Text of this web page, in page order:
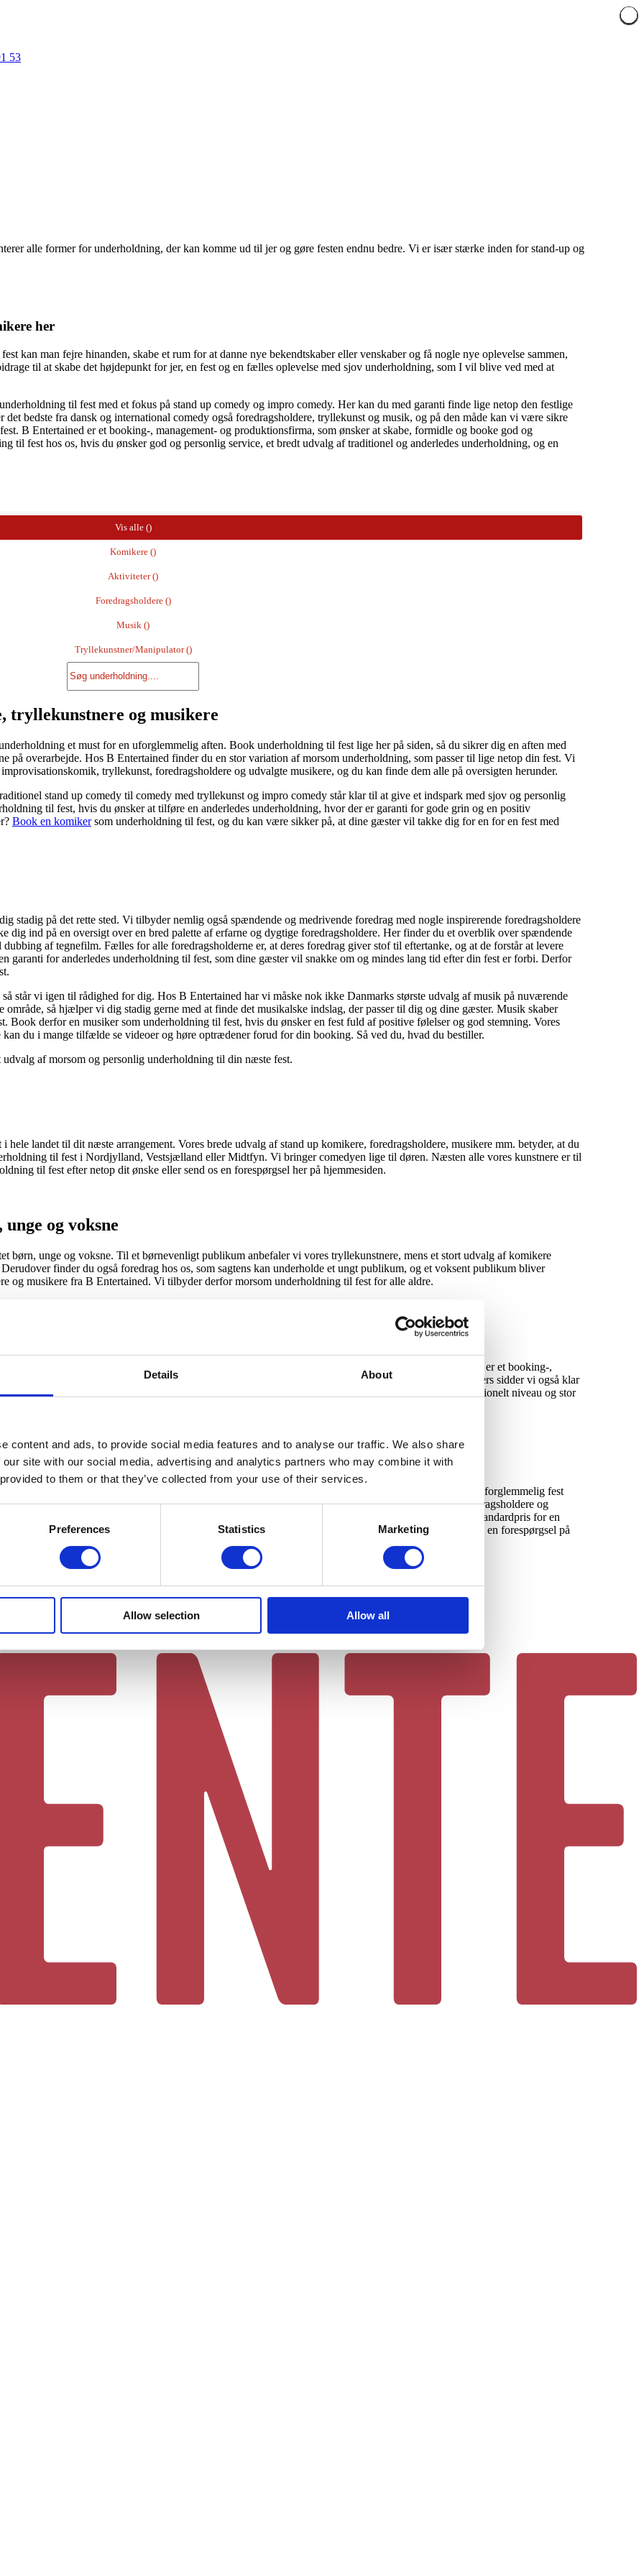
Details About
content and ads, to provide social media features and to analyse our traffic. We also share
site with our social media, advertising and analytics partners who may combine it with
to them or that they’ve collected from your use of their services.
Preferences Statistics Marketing
Allow selection Allow all
53
alle former for underholdning, der kan komme ud til jer og gøre festen endnu bedre. Vi er især stærke inden for stand-up og
her
kan man fejre hinanden, skabe et rum for at danne nye bekendtskaber eller venskaber og få nogle nye oplevelse sammen,
til at skabe det højdepunkt for jer, en fest og en fælles oplevelse med sjov underholdning, som I vil blive ved med at
til fest med et fokus på stand up comedy og impro comedy. Her kan du med garanti finde lige netop den festlige
bedste fra dansk og international comedy også foredragsholdere, tryllekunst og musik, og på den måde kan vi være sikre
B Entertained er et booking-, management- og produktionsfirma, som ønsker at skabe, formidle og booke god og
til fest hos os, hvis du ønsker god og personlig service, et bredt udvalg af traditionel og anderledes underholdning, og en
Vis alle ()
Komikere ()
Aktiviteter ()
Foredragsholdere ()
Musik ()
Tryllekunstner/Manipulator ()
tryllekunstnere og musikere
et must for en uforglemmelig aften. Book underholdning til fest lige her på siden, så du sikrer dig en aften med
på overarbejde. Hos B Entertained finder du en stor variation af morsom underholdning, som passer til lige netop din fest. Vi
tryllekunst, foredragsholdere og udvalgte musikere, og du kan finde dem alle på oversigten herunder.
stand up comedy til comedy med tryllekunst og impro comedy står klar til at give et indspark med sjov og personlig
til fest, hvis du ønsker at tilføre en anderledes underholdning, hvor der er garanti for gode grin og en positiv
Book en komikersom underholdning til fest, og du kan være sikker på, at dine gæster vil takke dig for en for en fest med
stadig på det rette sted. Vi tilbyder nemlig også spændende og medrivende foredrag med nogle inspirerende foredragsholdere
dig ind på en oversigt over en bred palette af erfarne og dygtige foredragsholdere. Her finder du et overblik over spændende
af tegnefilm. Fælles for alle foredragsholderne er, at deres foredrag giver stof til eftertanke, og at de forstår at levere
garanti for anderledes underholdning til fest, som dine gæster vil snakke om og mindes lang tid efter din fest er forbi. Derfor
står vi igen til rådighed for dig. Hos B Entertained har vi måske nok ikke Danmarks største udvalg af musik på nuværende
så hjælper vi dig stadig gerne med at finde det musikalske indslag, der passer til dig og dine gæster. Musik skaber
derfor en musiker som underholdning til fest, hvis du ønsker en fest fuld af positive følelser og god stemning. Vores
du i mange tilfælde se videoer og høre optrædener forud for din booking. Så ved du, hvad du bestiller.
af morsom og personlig underholdning til din næste fest.
landet til dit næste arrangement. Vores brede udvalg af stand up komikere, foredragsholdere, musikere mm. betyder, at du
til fest i Nordjylland, Vestsjælland eller Midtfyn. Vi bringer comedyen lige til døren. Næsten alle vores kunstnere er til
til fest efter netop dit ønske eller send os en forespørgsel her på hjemmesiden.
og voksne
børn, unge og voksne. Til et børnevenligt publikum anbefaler vi vores tryllekunstnere, mens et stort udvalg af komikere
finder du også foredrag hos os, som sagtens kan underholde et ungt publikum, og et voksent publikum bliver
og musikere fra B Entertained. Vi tilbyder derfor morsom underholdning til fest for alle aldre.
finder du også et stort udvalg her hos os, så vi sikrer underholdning for enhver smag. B Entertained er et booking-,
af allerhøjeste skuffe. Vi sidder klar til at modtage din gratis forespørgsel fra hjemmesiden, og ellers sidder vi også klar
i et tæt samarbejde med både dig og din udvalgte underholdning. På den måde sikrer vi et højt professionelt niveau og stor
og derfor vil du også kunne booke underholdning til fest til forskellige prisniveauer, så du kan få en uforglemmelig fest
På hjemmesiden kan man søge rundt blandt vores stærke udvalg af komikere, tryllekunstnere, foredragsholdere og
og dennes specifikke underholdningsform, se videoer med tidligere optrædener, finde deres standardpris for en
skrive til os. Hvis en kunstner ikke har et angivet prisniveau på hjemmesiden, så beder vi dig om at lave en forespørgsel på
aften med et fokus på sjov underholdning og et højt serviceniveau!